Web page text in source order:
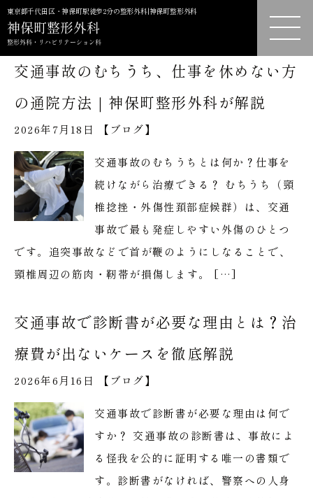
東京都千代田区・神保町駅徒歩2分の整形外科|神保町整形外科
交通事故のむちうち、仕事を休めない方
の通院方法｜神保町整形外科が解説
2026年7月18日 【 ブログ】
交通事故のむちうちとは何か？仕事を
続けながら治療できる？ むちうち（頸
椎捻挫・外傷性頚部症候群）は、交通
事故で最も発症しやすい外傷のひとつ
です。追突事故などで首が鞭のようにしなることで、
頸椎周辺の筋肉・靭帯が損傷します。 […]
交通事故で診断書が必要な理由とは？治
療費が出ないケースを徹底解説
2026年6月16日 【 ブログ】
交通事故で診断書が必要な理由は何で
すか？ 交通事故の診断書は、事故によ
る怪我を公的に証明する唯一の書類で
す。診断書がなければ、警察への人身